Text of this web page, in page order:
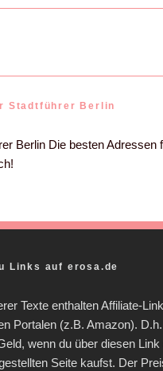
Stadtführer Berlin
Die besten Adressen
Links auf erosa.de
Texte enthalten Affiliate-
Portalen (z.B. Amazon).
wenn du über diesen Link
Seite kaufst. Der